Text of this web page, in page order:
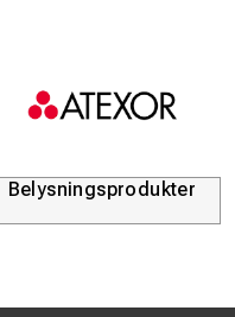
Belysningsprodukter